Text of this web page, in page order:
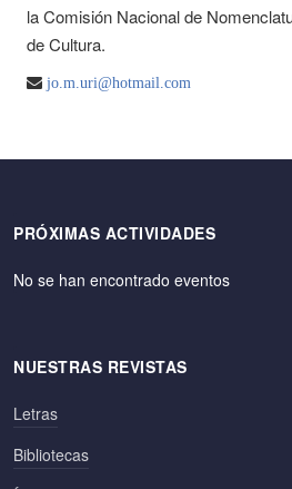
la Comisión Nacional de
de Cultura.
jo.m.uri@hotmail.com
PRÓXIMAS ACTIVIDADES
No se han encontrado eventos
NUESTRAS REVISTAS
Letras
Bibliotecas